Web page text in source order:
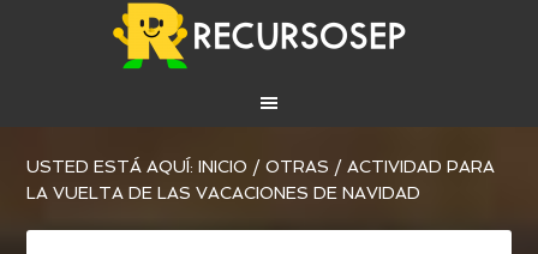
USTED ESTÁ AQUÍ:INICIO / OTRAS / ACTIVIDAD PARA
LA VUELTA DE LAS VACACIONES DE NAVIDAD